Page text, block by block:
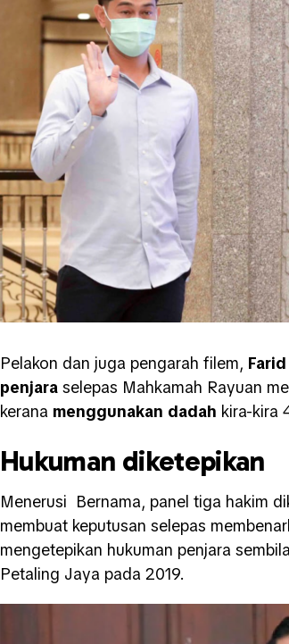
Pelakon dan juga pengarah filem,
penjara selepas Mahkamah Rayuan
kerana menggunakan dadah kira-kira
Hukuman diketepikan
Menerusi Bernama, panel tiga hakim
membuat keputusan selepas
mengetepikan hukuman penjara
Petaling Jaya pada 2019.